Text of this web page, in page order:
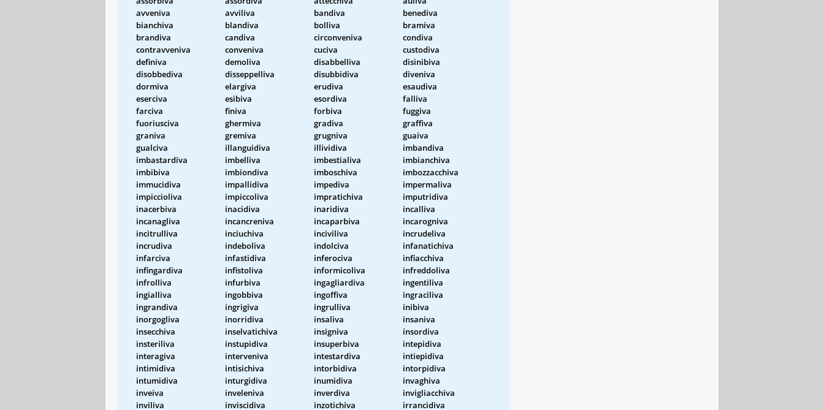
avveniva
avviliva bandiva
benediva
bianchiva
blandiva bolliva
bramiva
brandiva
candiva circonveniva
condiva
contravveniva
conveniva cuciva
custodiva
definiva
demoliva disabbelliva
disinibiva
disobbediva
disseppelliva disubbidiva
diveniva
dormiva
elargiva erudiva
esaudiva
eserciva
esibiva esordiva
falliva
farciva
finiva forbiva
fuggiva
fuoriusciva
ghermiva gradiva
graffiva
graniva
gremiva grugniva
guaiva
gualciva
illanguidiva illividiva
imbandiva
imbastardiva
imbelliva imbestialiva
imbianchiva
imbibiva
imbiondiva imboschiva
imbozzacchiva
immucidiva
impallidiva impediva
impermaliva
impiccioliva
impiccoliva impratichiva
imputridiva
inacerbiva
inacidiva inaridiva
incalliva
incanagliva
incancreniva incaparbiva
incarogniva
incitrulliva
inciuchiva inciviliva
incrudeliva
incrudiva
indeboliva indolciva
infanatichiva
infarciva
infastidiva inferociva
infiacchiva
infingardiva
infistoliva informicoliva
infreddoliva
infrolliva
infurbiva ingagliardiva
ingentiliva
ingialliva
ingobbiva ingoffiva
ingraciliva
ingrandiva
ingrigiva ingrulliva
inibiva
inorgogliva
inorridiva insaliva
insaniva
insecchiva
inselvatichiva insigniva
insordiva
insteriliva
instupidiva insuperbiva
intepidiva
interagiva
interveniva intestardiva
intiepidiva
intimidiva
intisichiva intorbidiva
intorpidiva
intumidiva
inturgidiva inumidiva
invaghiva
inveiva
inveleniva inverdiva
invigliacchiva
inviliva
inviscidiva inzotichiva
irrancidiva